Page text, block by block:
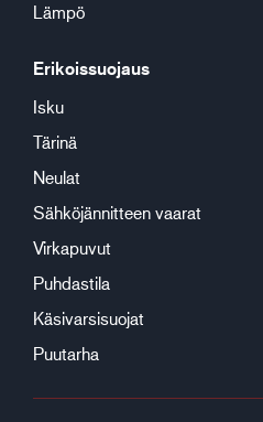
Lämpö
Erikoissuojaus
Isku
Tärinä
Neulat
Sähköjännitteen vaarat
Virkapuvut
Puhdastila
Käsivarsisuojat
Puutarha